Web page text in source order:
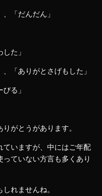
だんだん」
た」
ありがとさげもした」
る」
がとうがあります。
ていますが、中にはご年配
ていない方言も多くあり
れませんね。